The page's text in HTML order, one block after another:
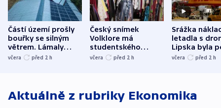
Částí území prošly
bouřky se silným
větrem. Lámaly
stromy a poničily
včera před 2 h
Český snímek
Volklore má
studentského
Oscara, zabojuje o
včera před 2 h
Srážka
letadla s
Lipska byla
německého
včera před 2 h
Aktuálně z rubriky Ekonomika